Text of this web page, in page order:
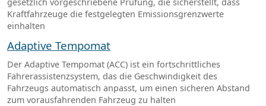
Kraftfahrzeuge die festgelegten Emissionsgrenzwerte
einhalten
Adaptive Tempomat
Der Adaptive Tempomat (ACC) ist ein fortschrittliches
Fahrerassistenzsystem, das die Geschwindigkeit des
Fahrzeugs automatisch anpasst, um einen sicheren Abstand
zum vorausfahrenden Fahrzeug zu halten